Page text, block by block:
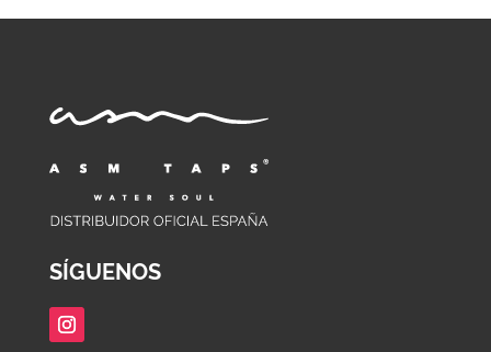
SÍGUENOS